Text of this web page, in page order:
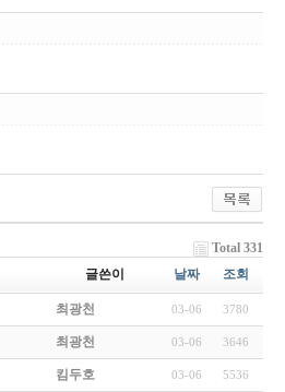
Total 331
글쓴이 날짜 조회
최광천 03-06 3780
최광천 03-06 3646
킴두호 03-06 5536